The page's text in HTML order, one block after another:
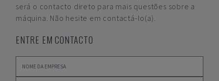
será o contacto direto para mais questões sobre a
máquina. Não hesite em contactá-lo(a).
ENTRE EM CONTACTO